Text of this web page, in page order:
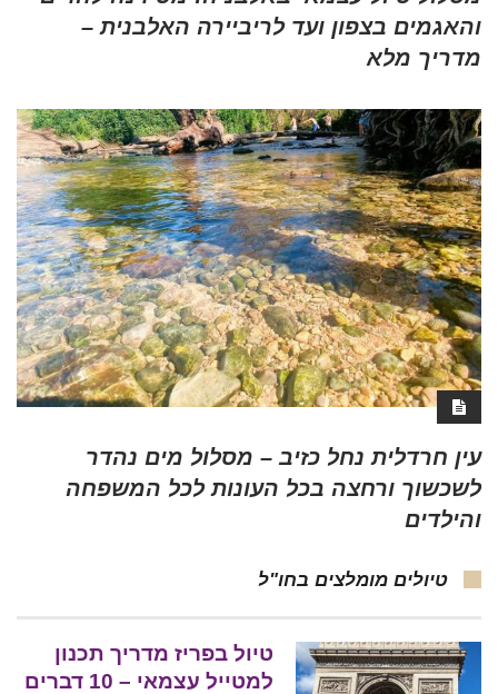
והאגמים בצפון ועד לריביירה האלבנית –
מדריך מלא
עין חרדלית נחל כזיב – מסלול מים נהדר
לשכשוך ורחצה בכל העונות לכל המשפחה
והילדים
טיולים מומלצים בחו"ל
טיול בפריז מדריך תכנון
למטייל עצמאי – 10 דברים